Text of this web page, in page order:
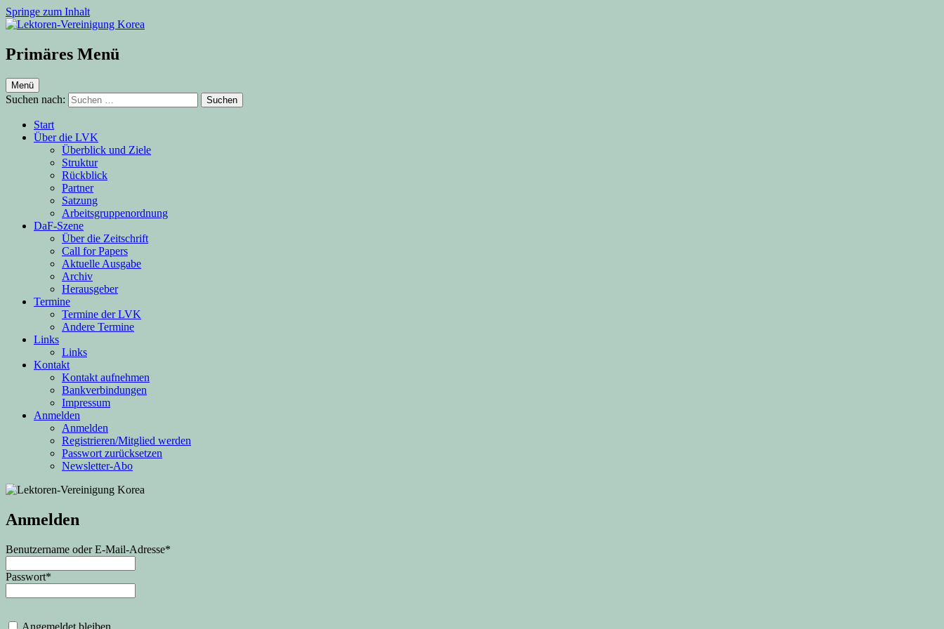
Springe zum Inhalt
Lektoren-Vereinigung Korea
Primäres Menü
Menü
Suchen nach:
Start
Über die LVK
Überblick und Ziele
Struktur
Rückblick
Partner
Satzung
Arbeitsgruppenordnung
DaF-Szene
Über die Zeitschrift
Call for Papers
Aktuelle Ausgabe
Archiv
Herausgeber
Termine
Termine der LVK
Andere Termine
Links
Links
Kontakt
Kontakt aufnehmen
Bankverbindungen
Impressum
Anmelden
Anmelden
Registrieren/Mitglied werden
Passwort zurücksetzen
Newsletter-Abo
Anmelden
Benutzername oder E-Mail-Adresse*
Passwort*
Angemeldet bleiben